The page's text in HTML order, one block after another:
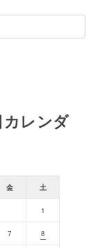
カレンダ
金 土
1
7 8